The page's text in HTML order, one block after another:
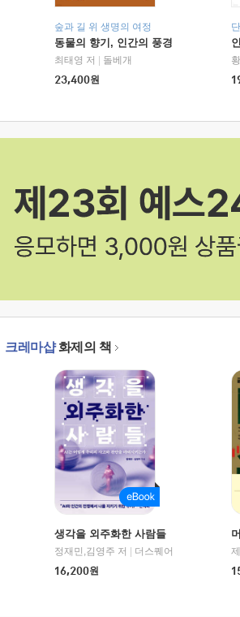
숲과 길 위 생명의 여정
동물의 향기, 인간의 풍경
최태영 저
돌베개
23,400원
크레마샵화제의 책
생각을 외주화한 사람들
정재민,김영주 저
더스퀘어
16,200원